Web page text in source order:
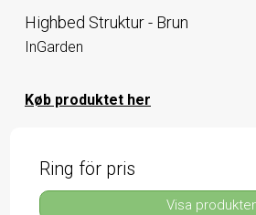
Highbed Struktur - Brun
InGarden
Køb produktet her
Ring för pris
Visa